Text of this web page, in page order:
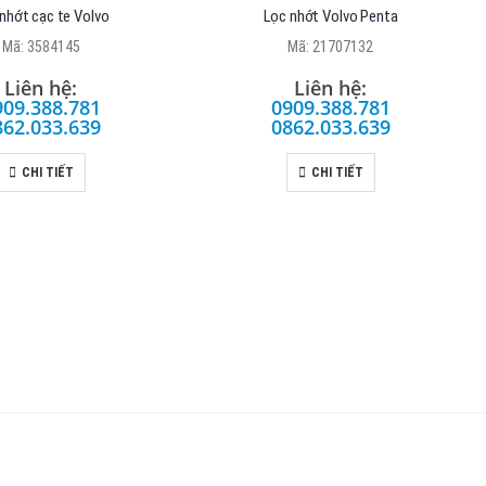
cạc te Volvo
Mã: 3584145
Liên hệ:
CHI TIẾT
Lọc nhớt Volvo Penta
Mã: 21707132
Liên hệ:
0909.388.781
0862.033.639
CHI TIẾT